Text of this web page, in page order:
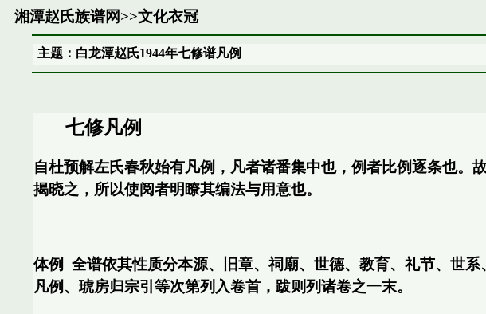
湘潭赵氏族谱网>>文化衣冠
主题：白龙潭赵氏1944年七修谱凡例
七修凡例
自杜预解左氏春秋始有凡例，凡者诸番集中也，例者比例逐条也
揭晓之，所以使阅者明瞭其编法与用意也。
体例
全谱依其性质分本源、旧章、祠廟、世德、教育、礼节、世
凡例、琥房归宗引等次第列入卷首，跋则列诸卷之一末。